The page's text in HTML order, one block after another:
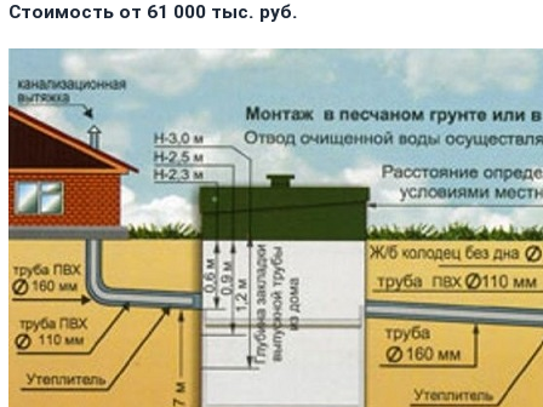
Стоимость от 61 000 тыс. руб.